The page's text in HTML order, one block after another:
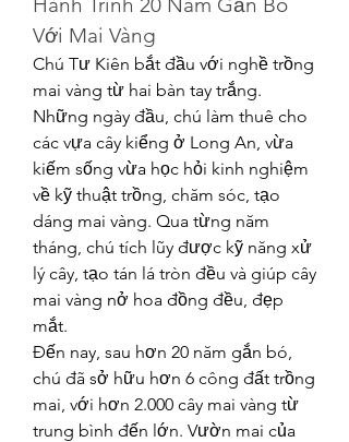
Với Mai Vàng
Chú Tư Kiên bắt đầu với nghề trồng
mai vàng từ hai bàn tay trắng.
Những ngày đầu, chú làm thuê cho
các vựa cây kiểng ở Long An, vừa
kiếm sống vừa học hỏi kinh nghiệm
về kỹ thuật trồng, chăm sóc, tạo
dáng mai vàng. Qua từng năm
tháng, chú tích lũy được kỹ năng xử
lý cây, tạo tán lá tròn đều và giúp cây
mai vàng nở hoa đồng đều, đẹp
mắt.
Đến nay, sau hơn 20 năm gắn bó,
chú đã sở hữu hơn 6 công đất trồng
mai, với hơn 2.000 cây mai vàng từ
trung bình đến lớn. Vườn mai của